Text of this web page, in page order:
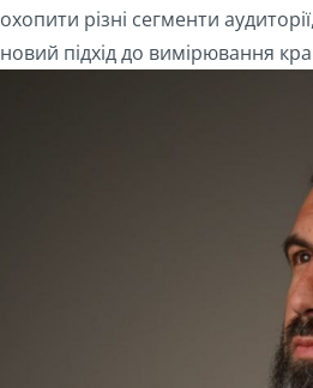
охопити різні сегменти
новий підхід до вимірювання